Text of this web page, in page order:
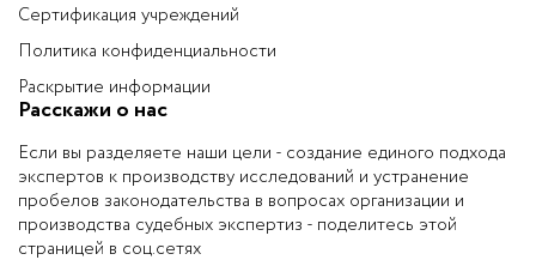
Сертификация учреждений
Политика конфиденциальности
Раскрытие информации
Расскажи о нас
Если вы разделяете наши цели - создание единого подхода
экспертов к производству исследований и устранение
пробелов законодательства в вопросах организации и
производства судебных экспертиз - поделитесь этой
страницей в соц.сетях